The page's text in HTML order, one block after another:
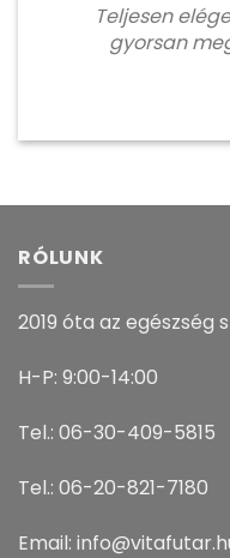
Teljesen
gyorsan
RÓLUNK
2019 óta az egészség
H-P: 9:00-14:00
Tel.: 06-30-409-5815
Tel.: 06-20-821-7180
Email: